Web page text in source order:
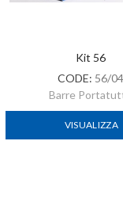
Kit 56
CODE: 56/04
Barre
VISUALIZZA